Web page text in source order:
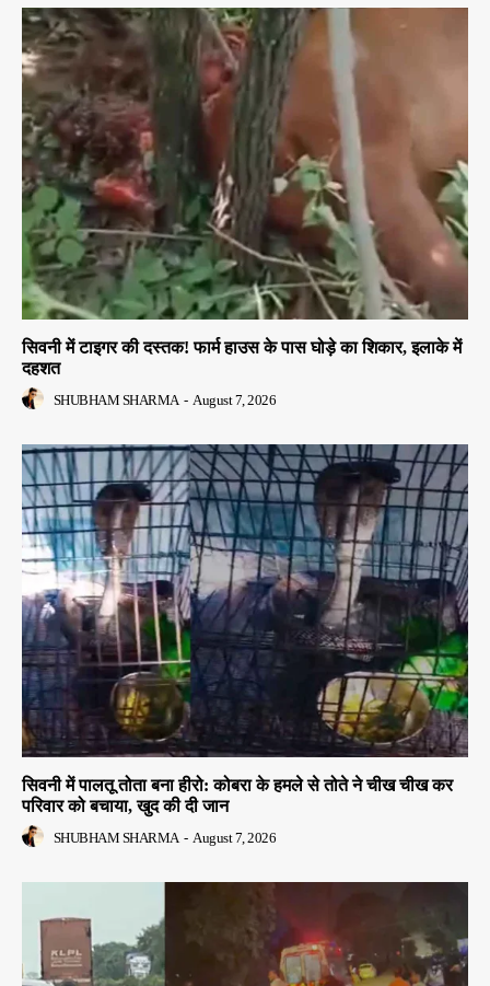
सिवनी में टाइगर की दस्तक! फार्म हाउस के पास घोड़े का शिकार, इलाके में
दहशत
SHUBHAM SHARMA - August 7, 2026
सिवनी में पालतू तोता बना हीरो: कोबरा के हमले से तोते ने चीख चीख कर
परिवार को बचाया, खुद की दी जान
SHUBHAM SHARMA - August 7, 2026